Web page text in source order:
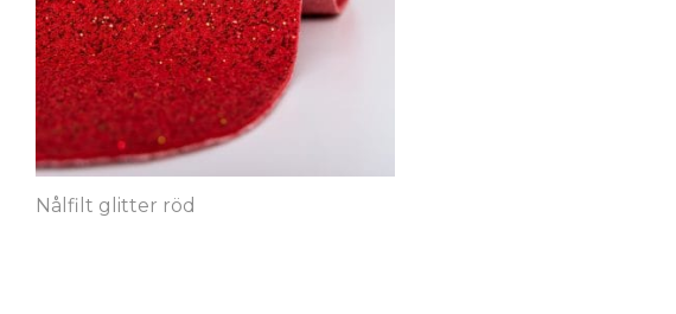
Nålfilt glitter röd